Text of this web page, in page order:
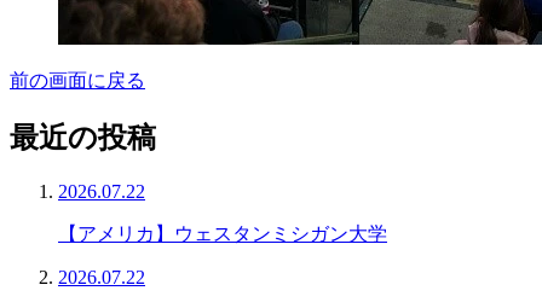
前の画面に戻る
最近の投稿
2026.07.22
【アメリカ】ウェスタンミシガン大学
2026.07.22